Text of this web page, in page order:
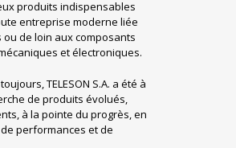
produits indispensables
entreprise moderne liée
ou de loin aux composants
et électroniques.
TELESON S.A. a été à
de produits évolués,
à la pointe du progrès, en
performances et de